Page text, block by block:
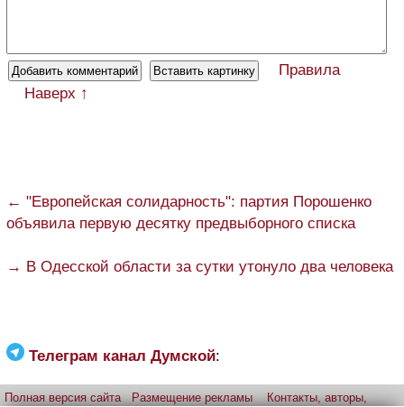
Правила
Наверх ↑
← "Европейская солидарность": партия Порошенко
объявила первую десятку предвыборного списка
→ В Одесской области за сутки утонуло два человека
Телеграм канал Думской:
Полная версия сайта Размещение рекламы Контакты, авторы,